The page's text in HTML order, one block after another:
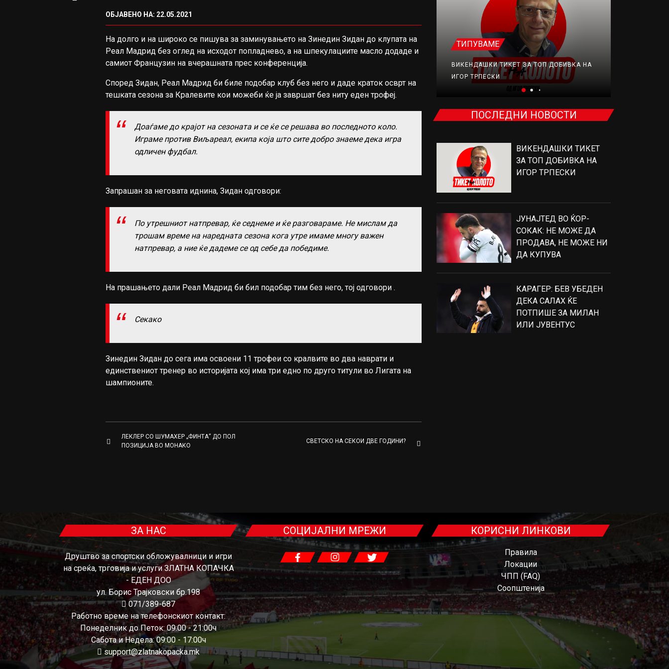
ОБЈАВЕНО НА: 22.05.2021
На долго и на широко се пишува за заминувањето на Зинедин Зидан до клупата на
Реал Мадрид без оглед на исходот попладнево, а на шпекулациите масло додаде и
самиот Французин на вчерашната прес конференција.
Според Зидан, Реал Мадрид би биле подобар клуб без него и даде краток осврт на
тешката сезона за Кралевите кои можеби ќе ја завршат без ниту еден трофеј.
Доаѓаме до крајот на сезоната и се ќе се решава во последното коло.
Играме против Виљареал, екипа која што сите добро знаеме дека игра
одличен фудбал.
Запрашан за неговата иднина, Зидан одговори:
По утрешниот натпревар, ќе седнеме и ќе разговараме. Не мислам да
трошам време на наредната сезона кога утре имаме многу важен
натпревар, а ние ќе дадеме се од себе да победиме.
На прашањето дали Реал Мадрид би бил подобар тим без него, тој одговори .
Секако
Зинедин Зидан до сега има освоени 11 трофеи со кралвите во два наврати и
единствениот тренер во историјата кој има три едно по друго титули во Лигата на
шампионите.
ЛЕКЛЕР СО ШУМАХЕР „ФИНТА“ ДО ПОЛ
ПОЗИЦИЈА ВО МОНАКО
СВЕТСКО НА СЕКОИ ДВЕ ГОДИНИ?
ФУДБАЛ
КАРАГЕР: БЕВ УБЕДЕН ДЕКА САЛАХ ЌЕ
ТИПУВАМЕ
ВИКЕНДАШКИ ТИКЕТ ЗА ТОП ДОБИВКА НА
ИГОР ТРПЕСКИ
ПОСЛЕДНИ НОВОСТИ
ВИКЕНДАШКИ ТИКЕТ
ЗА ТОП ДОБИВКА НА
ИГОР ТРПЕСКИ
ЈУНАЈТЕД ВО ЌОР-
СОКАК: НЕ МОЖЕ ДА
ПРОДАВА, НЕ МОЖЕ НИ
ДА КУПУВА
КАРАГЕР: БЕВ УБЕДЕН
ДЕКА САЛАХ ЌЕ
ПОТПИШЕ ЗА МИЛАН
ИЛИ ЈУВЕНТУС
ЗА НАС
Друштво за спортски обложувалници и игри
на среќа, трговија и услуги ЗЛАТНА КОПАЧКА
- ЕДЕН ДОО
ул. Борис Трајковски бр.198
071/389-687
Работно време на телефонскиот контакт:
Понеделник до Петок: 09:00 - 21:00ч
Сабота и Недела: 09:00 - 17:00ч
support@zlatnakopacka.mk
СОЦИЈАЛНИ МРЕЖИ КОРИСНИ ЛИНКОВИ
Правила
Локации
ЧПП (FAQ)
Соопштенија